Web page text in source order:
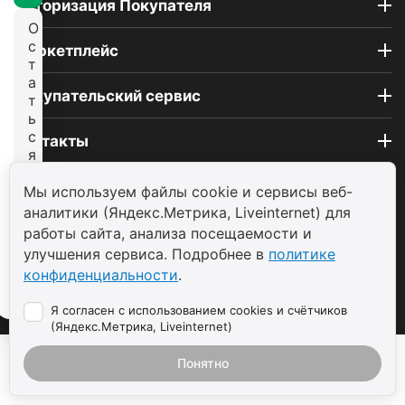
Авторизация Покупателя
Маркетплейс
Покупательский сервис
Контакты
© 2004 - 2026 ООО «ТП САВДА»
О
с
т
а
т
ь
с
я
а
с
а
й
т
е
Мы используем файлы cookie и сервисы веб-
аналитики (Яндекс.Метрика, Liveinternet) для
работы сайта, анализа посещаемости и
улучшения сервиса. Подробнее в политике
конфиденциальности.
Я согласен с использованием cookies и счётчиков
(Яндекс.Метрика, Liveinternet)
Понятно